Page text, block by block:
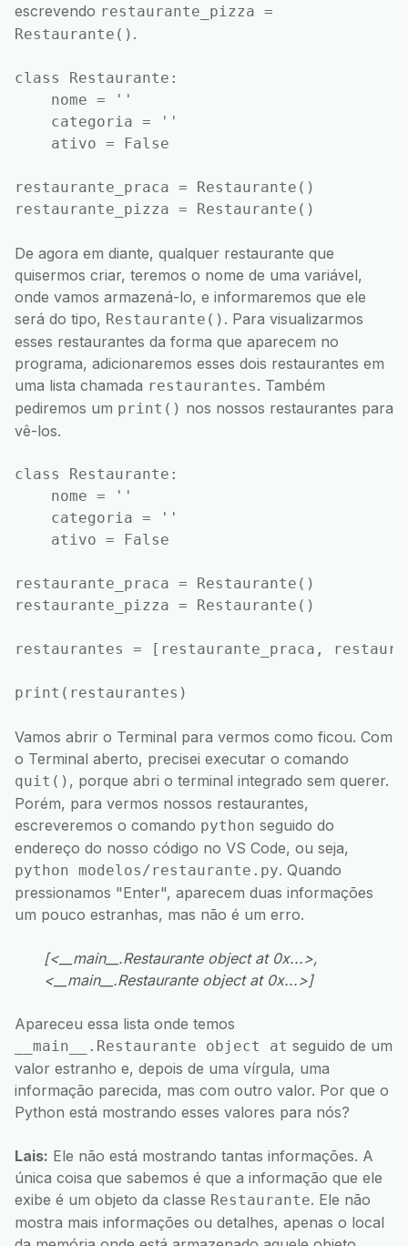
escrevendo restaurante_pizza =
Restaurante() .
class Restaurante:
    nome = ''
    categoria = ''
    ativo = False
restaurante_praca = Restaurante()
De agora em diante, qualquer restaurante que
quisermos criar, teremos o nome de uma variável,
onde vamos armazená-lo, e informaremos que ele
será do tipo, Restaurante() . Para visualizarmos
esses restaurantes da forma que aparecem no
programa, adicionaremos esses dois restaurantes em
uma lista chamada restaurantes. Também
pediremos um print() nos nossos restaurantes para
vê-los.
class Restaurante:
    nome = ''
    categoria = ''
    ativo = False
restaurante_praca = Restaurante()
restaurante_pizza = Restaurante()
restaurantes = [restaurante_praca,
Vamos abrir o Terminal para vermos como ficou. Com
o Terminal aberto, precisei executar o comando
quit() , porque abri o terminal integrado sem querer.
Porém, para vermos nossos restaurantes,
escreveremos o comando python seguido do
endereço do nosso código no VS Code, ou seja,
python modelos/restaurante.py. Quando
pressionamos "Enter", aparecem duas informações
um pouco estranhas, mas não é um erro.
[<__main__.Restaurante object at 0x...>,
<__main__.Restaurante object at 0x...>]
Apareceu essa lista onde temos
__main__.Restaurante object at seguido de um
valor estranho e, depois de uma vírgula, uma
informação parecida, mas com outro valor. Por que o
Python está mostrando esses valores para nós?
Lais: Ele não está mostrando tantas informações. A
única coisa que sabemos é que a informação que ele
exibe é um objeto da classe Restaurante. Ele não
mostra mais informações ou detalhes, apenas o local